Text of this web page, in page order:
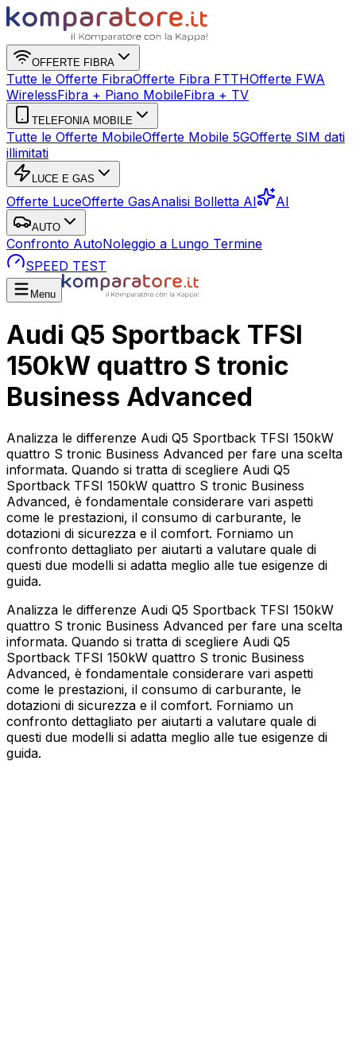
OFFERTE FIBRA
Tutte le Offerte FibraOfferte Fibra FTTHOfferte FWA
WirelessFibra + Piano MobileFibra + TV
TELEFONIA MOBILE
Tutte le Offerte MobileOfferte Mobile 5GOfferte SIM dati
illimitati
LUCE E GAS
Offerte LuceOfferte GasAnalisi Bolletta AI AI
AUTO
Confronto AutoNoleggio a Lungo Termine
SPEED TEST
Menu
Audi Q5 Sportback TFSI
150kW quattro S tronic
Business Advanced
Analizza le differenze Audi Q5 Sportback TFSI 150kW
quattro S tronic Business Advanced per fare una scelta
informata. Quando si tratta di scegliere Audi Q5
Sportback TFSI 150kW quattro S tronic Business
Advanced, è fondamentale considerare vari aspetti
come le prestazioni, il consumo di carburante, le
dotazioni di sicurezza e il comfort. Forniamo un
confronto dettagliato per aiutarti a valutare quale di
questi due modelli si adatta meglio alle tue esigenze di
guida.
Analizza le differenze Audi Q5 Sportback TFSI 150kW
quattro S tronic Business Advanced per fare una scelta
informata. Quando si tratta di scegliere Audi Q5
Sportback TFSI 150kW quattro S tronic Business
Advanced, è fondamentale considerare vari aspetti
come le prestazioni, il consumo di carburante, le
dotazioni di sicurezza e il comfort. Forniamo un
confronto dettagliato per aiutarti a valutare quale di
questi due modelli si adatta meglio alle tue esigenze di
guida.